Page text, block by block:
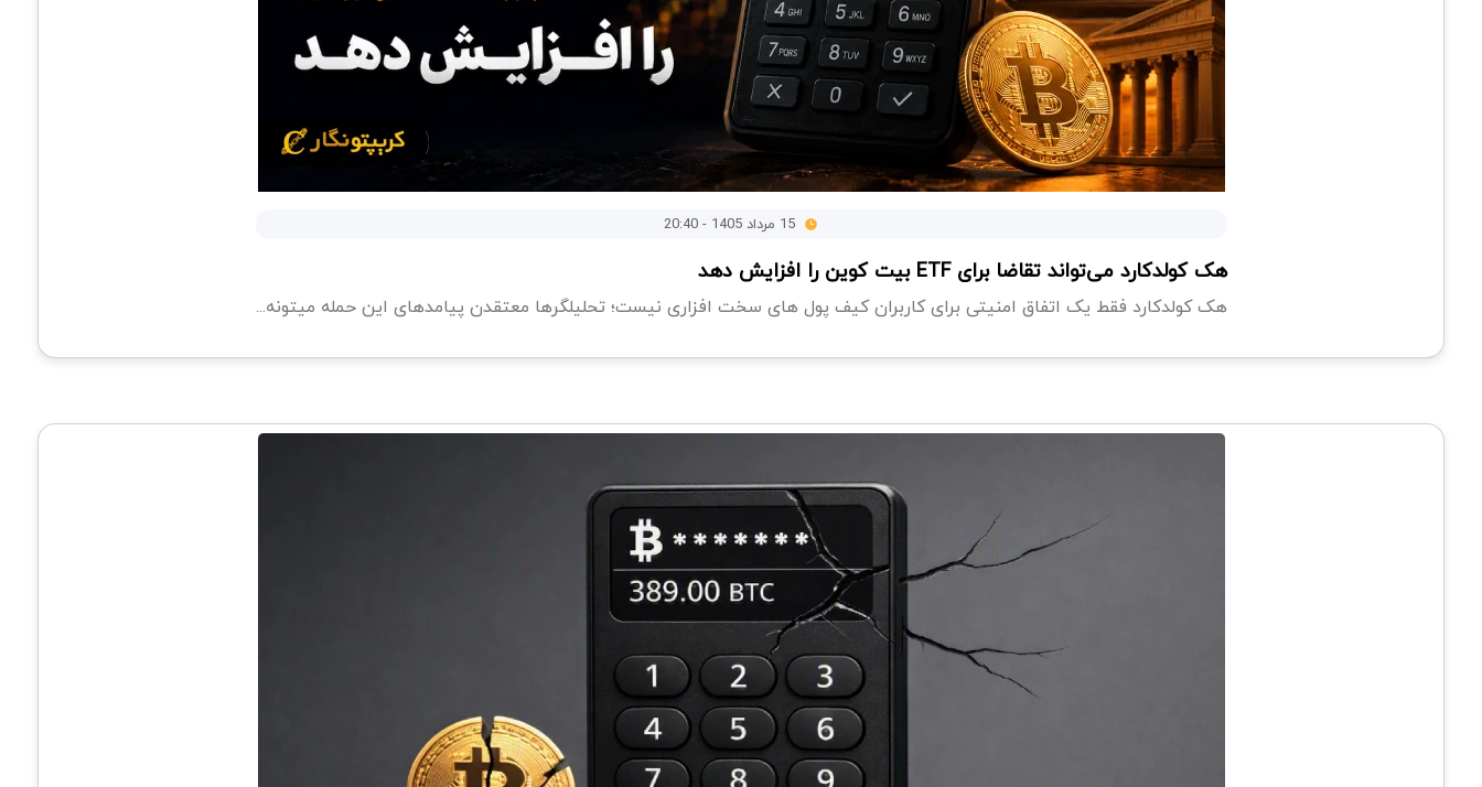
هک کولدکارد می‌تواند تقاضا برای ETF بیت کوین را افزایش دهد
هک کولدکارد فقط یک اتفاق امنیتی برای کاربران کیف پول های سخت افزاری نیست؛ تحلیلگرها معتقدن پیامدهای این حمله میتونه...